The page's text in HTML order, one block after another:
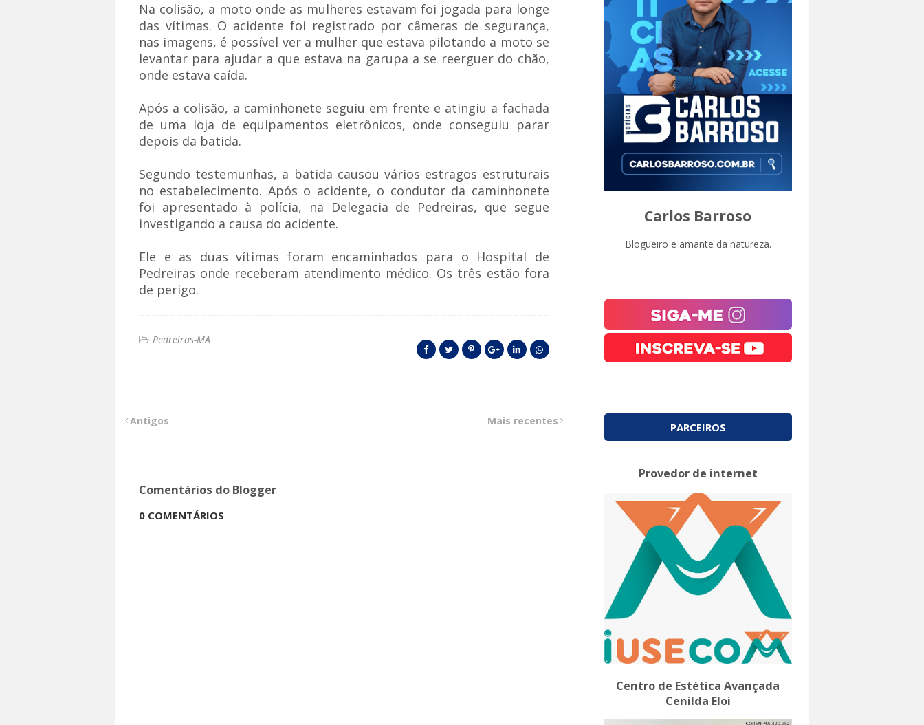
Na colisão, a moto onde as mulheres estavam foi jogada para longe
das vítimas. O acidente foi registrado por câmeras de segurança,
nas imagens, é possível ver a mulher que estava pilotando a moto se
levantar para ajudar a que estava na garupa a se reerguer do chão,
onde estava caída.
Após a colisão, a caminhonete seguiu em frente e atingiu a fachada
de uma loja de equipamentos eletrônicos, onde conseguiu parar
depois da batida.
Segundo testemunhas, a batida causou vários estragos estruturais
no estabelecimento. Após o acidente, o condutor da caminhonete
foi apresentado à polícia, na Delegacia de Pedreiras, que segue
investigando a causa do acidente.
Ele e as duas vítimas foram encaminhados para o Hospital de
Pedreiras onde receberam atendimento médico. Os três estão fora
de perigo.
Pedreiras-MA
Mais recentes
Antigos
Comentários do Blogger
0 COMENTÁRIOS
Carlos Barroso
Blogueiro e amante da natureza.
PARCEIROS
Provedor de internet
Centro de Estética Avançada
Cenilda Eloi